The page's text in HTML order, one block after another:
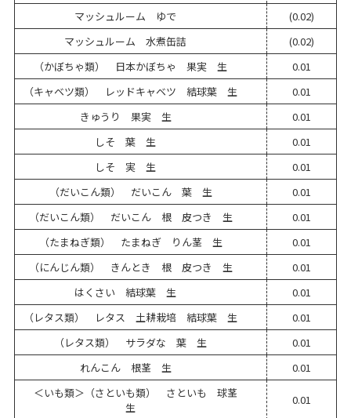
マッシュルーム ゆで
(0.02)
マッシュルーム 水煮缶詰
(0.02)
（かぼちゃ類） 日本かぼちゃ 果実 生
0.01
（キャベツ類） レッドキャベツ 結球葉 生
0.01
きゅうり 果実 生
0.01
しそ 葉 生
0.01
しそ 実 生
0.01
（だいこん類） だいこん 葉 生
0.01
（だいこん類） だいこん 根 皮つき 生
0.01
（たまねぎ類） たまねぎ りん茎 生
0.01
（にんじん類） きんとき 根 皮つき 生
0.01
はくさい 結球葉 生
0.01
（レタス類） レタス 土耕栽培 結球葉 生
0.01
（レタス類） サラダな 葉 生
0.01
れんこん 根茎 生
0.01
＜いも類＞（さといも類） さといも 球茎
生
0.01